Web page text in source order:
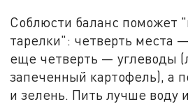
Соблюсти баланс поможет
тарелки": четверть места
еще четверть — углеводы
запеченный картофель), а
и зелень. Пить лучше воду